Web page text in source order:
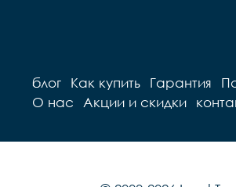
блог Как купить Гарантия
О нас
Акции и скидки